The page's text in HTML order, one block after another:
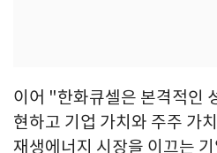
이어 "한화큐셀은 본격적인
현하고 기업 가치와 주주 가
재생에너지 시장을 이끄는